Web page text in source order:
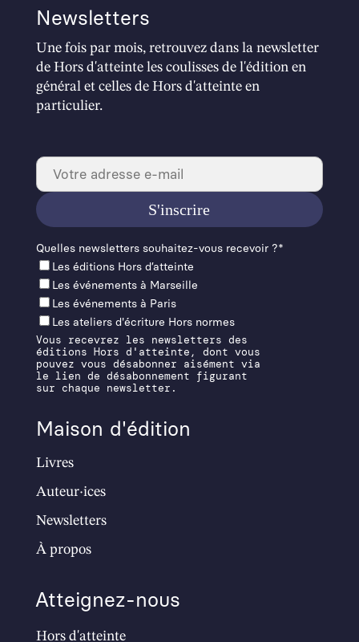
Newsletters
Une fois par mois, retrouvez dans la newsletter
de Hors d'atteinte les coulisses de l'édition en
général et celles de Hors d'atteinte en
particulier.
Quelles newslet­ters souhaitez-vous recevoir ?*
Les éditions Hors d’at­teinte
Les événements à Mar­seille
Les événements à Paris
Les ateliers d'écriture Hors normes
Vous recevrez les newsletters des
éditions Hors d'atteinte, dont vous
pouvez vous désabonner aisément via
le lien de désabonnement figurant
sur chaque newsletter.
Maison d'édition
Livres
Auteur·ices
Newsletters
À propos
Atteignez-nous
Hors d'atteinte